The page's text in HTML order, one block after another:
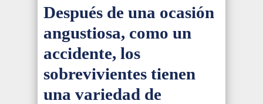
Después de una ocasión
angustiosa, como un
accidente, los
sobrevivientes tienen
una variedad de